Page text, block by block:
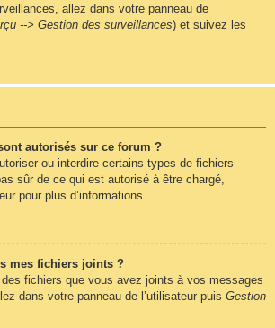
allez dans votre panneau de
--> Gestion des surveillances) et suivez les
autorisés sur ce forum ?
ou interdire certains types de fichiers
sûr de ce qui est autorisé à être chargé,
pour plus d’informations.
mes fichiers joints ?
fichiers que vous avez joints à vos messages
dans votre panneau de l’utilisateur puis Gestion